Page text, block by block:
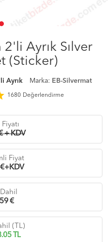
Ayrık Sılver
(Sticker)
Ayrık Marka: EB-Silvermat
1680 Değerlendirme
+ KDV
Fiyat
€
(TL)
TL